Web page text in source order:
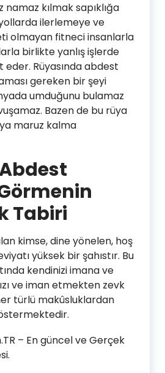
namaz kılmak sapıklığa
ilerlemeye ve
olmayan fitneci insanlarla
birlikte yanlış işlerde
Rüyasında abdest
gereken bir şeyi
umduğunu bulamaz
Bazen de bu rüya
maruz kalma
Tabiri
kimse, dine yönelen, hoş
yüksek bir şahıstır. Bu
kendinizi imana ve
ve iman etmekten zevk
türlü makûsluklardan
– En güncel ve Gerçek